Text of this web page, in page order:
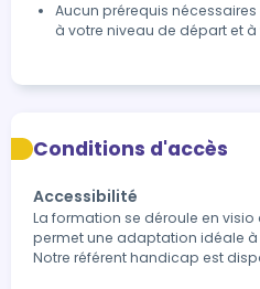
Aucun prérequis
à votre niveau de départ et à
Conditions d'accès
Accessibilité
La formation se déroule en
permet une adaptation idéale
Notre référent handicap est